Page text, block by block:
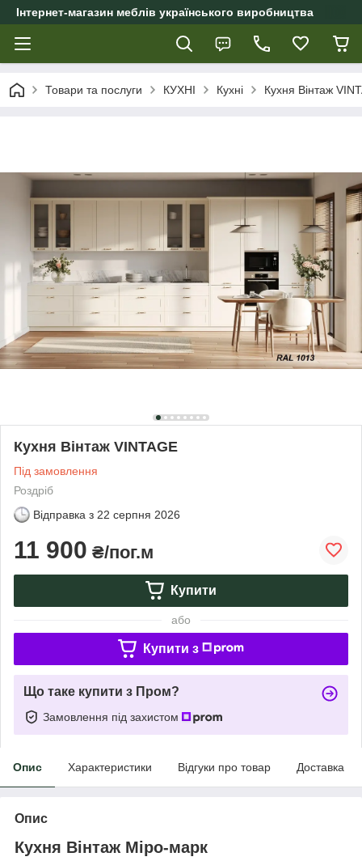
Інтернет-магазин меблів українського виробництва
Товари та послуги КУХНІ Кухні Кухня Вінтаж
Кухня Вінтаж VINTAGE
Під замовлення
Роздріб
Відправка з 22 серпня 2026
11 900 ₴/пог.м
Купити
або
Купити з
Що таке купити з Пром?
Замовлення під захистом
Опис Характеристики Відгуки про товар Доставка
Опис
Кухня Вінтаж Міро-марк